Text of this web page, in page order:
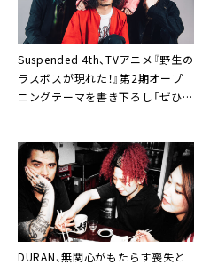
Suspended 4th、TVアニメ『野⽣の
ラスボスが現れた！』第2期オープ
ニングテーマを書き下ろし「ぜひ五
DURAN、無関心がもたらす喪失と